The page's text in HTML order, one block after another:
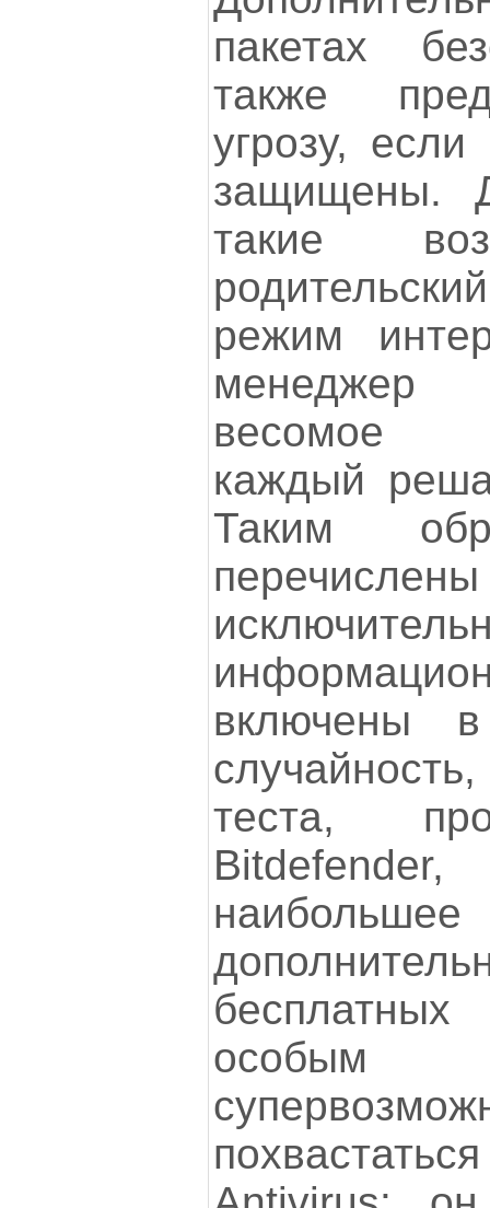
пакетах
также
угрозу,
защищены.
такие
режим
менеджер
весомое
каждый
Таким
включены
теста,
особым